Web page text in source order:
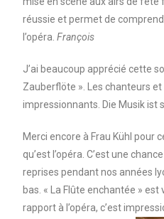
réussie et permet de
l’opéra.François
J’ai beaucoup apprécié cette
Zauberflöte ». Les chanteurs
impressionnants. Die Musik ist
Merci encore à Frau Kühl pour
qu’est l’opéra. C’est une
reprises pendant nos années
bas. « La Flûte enchantée »
rapport à l’opéra, c’est